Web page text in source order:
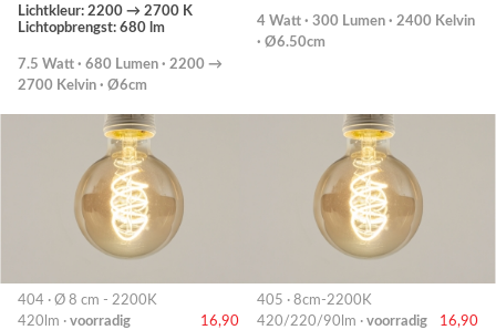
Lichtkleur: 2200 → 2700 K
Lichtopbrengst: 680 lm
7.5 Watt · 680 Lumen · 2200 →
2700 Kelvin · Ø6cm
4 Watt · 300 Lumen · 2400 Kelvin
· Ø6.50cm
404 · Ø 8 cm - 2200K
420lm · voorradig
16,90
405 · 8cm-2200K
420/220/90lm · voorradig
16,90